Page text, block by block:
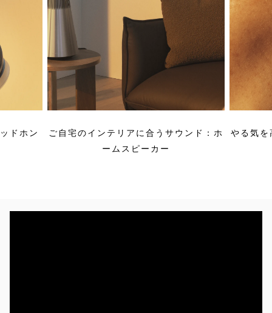
ドホン
ご自宅のインテリアに合うサウンド：ホ
ームスピーカー
やる気を